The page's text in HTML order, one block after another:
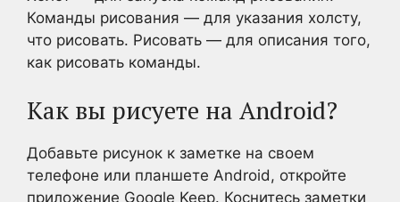
Команды рисования — для указания холсту,
что рисовать. Рисовать — для описания того,
как рисовать команды.
Как вы рисуете на Android?
Добавьте рисунок к заметке на своем
телефоне или планшете Android, откройте
приложение Google Keep. Коснитесь заметки